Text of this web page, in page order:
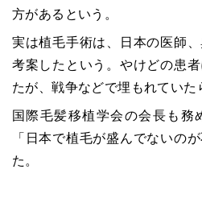
方があるという。
実は植毛手術は、日本の医師
考案したという。やけどの患
たが、戦争などで埋もれていた
国際毛髪移植学会の会長も務
「日本で植毛が盛んでないの
た。